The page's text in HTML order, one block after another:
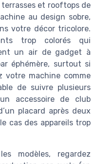
et rooftops de
au design sobre,
votre décor tricolore.
trop colorés qui
un air de gadget à
éphémère, surtout si
votre machine comme
de suivre plusieurs
accessoire de club
placard après deux
cas des appareils trop
modèles, regardez